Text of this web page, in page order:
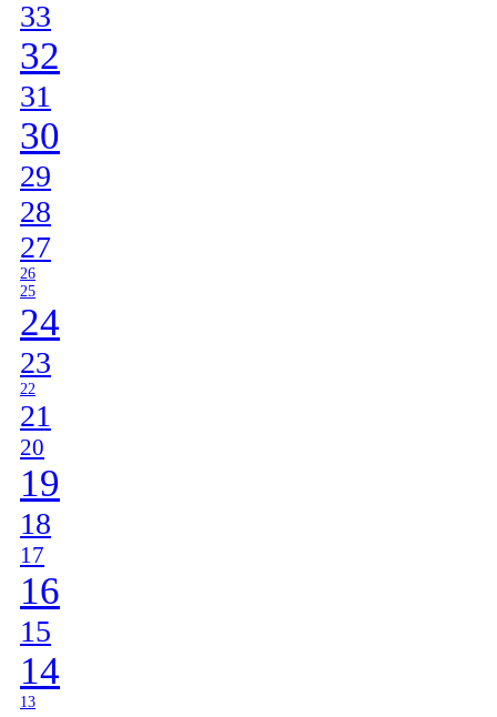
33
32
31
30
29
28
27
26
25
24
23
22
21
20
19
18
17
16
15
14
13